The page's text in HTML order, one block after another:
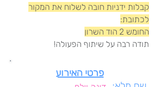
קבלות ידניות חובה לשלוח את המקור
לכתובת:
החומש 2 הוד השרון
תודה רבה על שיתוף הפעולה!
פרטי האירוע